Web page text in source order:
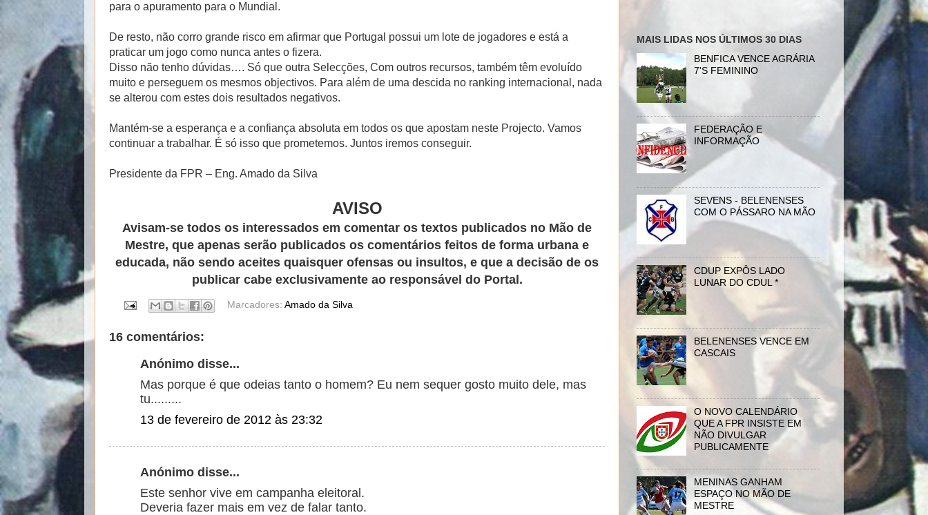
para o apuramento para o Mundial.
De resto, não corro grande risco em afirmar que Portugal possui um lote de jogadores e está a
praticar um jogo como nunca antes o fizera.
Disso não tenho dúvidas…. Só que outra Selecções, Com outros recursos, também têm evoluído
muito e perseguem os mesmos objectivos. Para além de uma descida no ranking internacional, nada
se alterou com estes dois resultados negativos.
Mantém-se a esperança e a confiança absoluta em todos os que apostam neste Projecto. Vamos
continuar a trabalhar. É só isso que prometemos. Juntos iremos conseguir.
Presidente da FPR – Eng. Amado da Silva
AVISO
Avisam-se todos os interessados em comentar os textos publicados no Mão de
Mestre, que apenas serão publicados os comentários feitos de forma urbana e
educada, não sendo aceites quaisquer ofensas ou insultos, e que a decisão de os
publicar cabe exclusivamente ao responsável do Portal.
Marcadores:Amado da Silva
16 comentários:
Anónimo disse...
Mas porque é que odeias tanto o homem? Eu nem sequer gosto muito dele, mas
tu.........
13 de fevereiro de 2012 às 23:32
Anónimo disse...
Este senhor vive em campanha eleitoral.
Deveria fazer mais em vez de falar tanto.
MAIS LIDAS NOS ÚLTIMOS 30 DIAS
BENFICA VENCE AGRÁRIA
7'S FEMININO
FEDERAÇÃO E
INFORMAÇÃO
SEVENS - BELENENSES
COM O PÁSSARO NA MÃO
CDUP EXPÔS LADO
LUNAR DO CDUL *
BELENENSES VENCE EM
CASCAIS
O NOVO CALENDÁRIO
QUE A FPR INSISTE EM
NÃO DIVULGAR
PUBLICAMENTE
MENINAS GANHAM
ESPAÇO NO MÃO DE
MESTRE